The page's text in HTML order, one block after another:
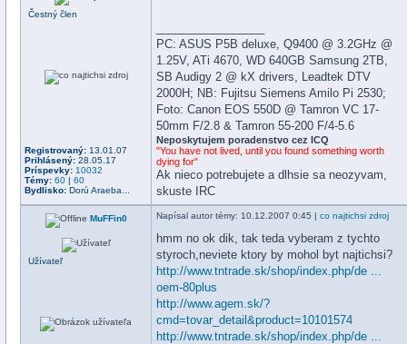
Čestný člen
Registrovaný: 13.01.07
Prihlásený: 28.05.17
Príspevky: 10032
Témy: 60 | 60
Bydlisko: Dorú Araeba...
PC: ASUS P5B deluxe, Q9400 @ 3.2GHz @
1.25V, ATi 4670, WD 640GB Samsung 2TB,
SB Audigy 2 @ kX drivers, Leadtek DTV
2000H; NB: Fujitsu Siemens Amilo Pi 2530;
Foto: Canon EOS 550D @ Tamron VC 17-
50mm F/2.8 & Tamron 55-200 F/4-5.6
Neposkytujem poradenstvo cez ICQ
"You have not lived, until you found something worth
dying for"
Ak nieco potrebujete a dlhsie sa neozyvam,
skuste IRC
MuFFin0
Užívateľ
Napísal autor témy: 10.12.2007 0:45 | co najtichsi zdroj
hmm no ok dik, tak teda vyberam z tychto
styroch,neviete ktory by mohol byt najtichsi?
http://www.tntrade.sk/shop/index.php/de ...
oem-80plus
http://www.agem.sk/?
cmd=tovar_detail&product=10101574
http://www.tntrade.sk/shop/index.php/de ...